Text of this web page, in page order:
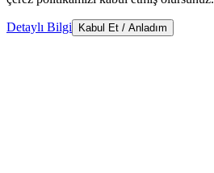
Detaylı Bilgi Kabul Et / Anladım